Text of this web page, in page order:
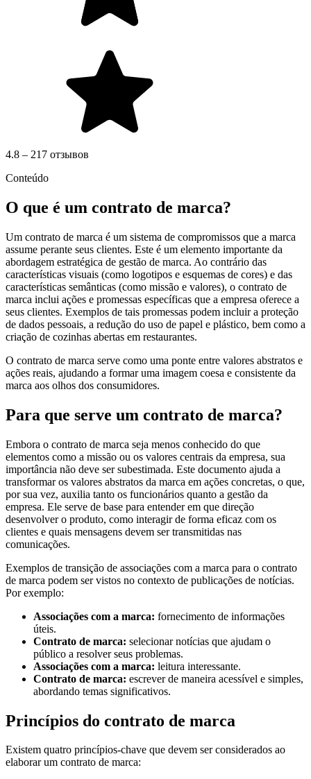
4.8 – 217 отзывов
Conteúdo
O que é um contrato de marca?
Um contrato de marca é um sistema de compromissos que a marca
assume perante seus clientes. Este é um elemento importante da
abordagem estratégica de gestão de marca. Ao contrário das
características visuais (como logotipos e esquemas de cores) e das
características semânticas (como missão e valores), o contrato de
marca inclui ações e promessas específicas que a empresa oferece a
seus clientes. Exemplos de tais promessas podem incluir a proteção
de dados pessoais, a redução do uso de papel e plástico, bem como a
criação de cozinhas abertas em restaurantes.
O contrato de marca serve como uma ponte entre valores abstratos e
ações reais, ajudando a formar uma imagem coesa e consistente da
marca aos olhos dos consumidores.
Para que serve um contrato de marca?
Embora o contrato de marca seja menos conhecido do que
elementos como a missão ou os valores centrais da empresa, sua
importância não deve ser subestimada. Este documento ajuda a
transformar os valores abstratos da marca em ações concretas, o que,
por sua vez, auxilia tanto os funcionários quanto a gestão da
empresa. Ele serve de base para entender em que direção
desenvolver o produto, como interagir de forma eficaz com os
clientes e quais mensagens devem ser transmitidas nas
comunicações.
Exemplos de transição de associações com a marca para o contrato
de marca podem ser vistos no contexto de publicações de notícias.
Por exemplo:
Associações com a marca: fornecimento de informações
úteis.
Contrato de marca: selecionar notícias que ajudam o
público a resolver seus problemas.
Associações com a marca: leitura interessante.
Contrato de marca: escrever de maneira acessível e simples,
abordando temas significativos.
Princípios do contrato de marca
Existem quatro princípios-chave que devem ser considerados ao
elaborar um contrato de marca: